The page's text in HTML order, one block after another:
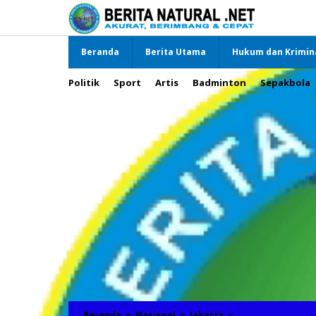
Beranda Berita Utama Hukum dan
Politik Sport Artis Badminton Sepakbola